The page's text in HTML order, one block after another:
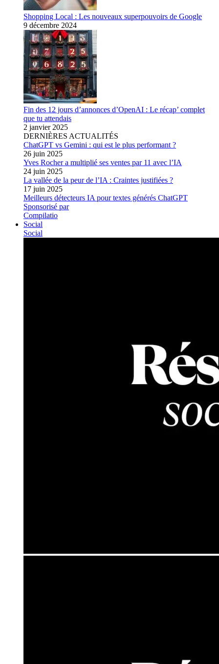
Shopping Local : Les nouveaux superpouvoirs de Google
9 décembre 2024
Fin des 12 jours d’annonces d’OpenAI : Le récap’ complet
que tu attendais
2 janvier 2025
DERNIÈRES ACTUALITÉS
ChatGPT vs Gemini : qui est le plus performant ?
26 juin 2025
Yves Rocher a multiplié ses ventes par 11 avec l’IA
24 juin 2025
La vallée de la peur de l’IA : Craintes justifiées ?
17 juin 2025
Meilleurs détecteurs IA pour textes générés ChatGPT
Sponsorisé par
Compilatio
Social
Social